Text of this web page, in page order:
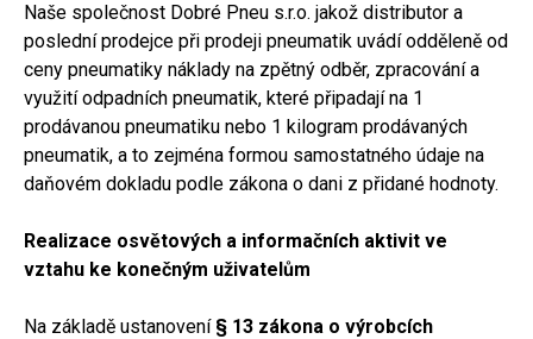
Naše společnost Dobré Pneu s.r.o. jakož distributor a
poslední prodejce při prodeji pneumatik uvádí odděleně od
ceny pneumatiky náklady na zpětný odběr, zpracování a
využití odpadních pneumatik, které připadají na 1
prodávanou pneumatiku nebo 1 kilogram prodávaných
pneumatik, a to zejména formou samostatného údaje na
daňovém dokladu podle zákona o dani z přidané hodnoty.
Realizace osvětových a informačních aktivit ve
vztahu ke konečným uživatelům
Na základě ustanovení § 13 zákona o výrobcích